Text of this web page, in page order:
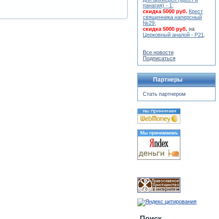
панагия) - 1 ;
скидка 5000 руб. Крест
священника наперсный
№29;
скидка 5000 руб. на
Церковный аналой - Р21
Все новости
Подписаться
Партнеры
Стать партнером